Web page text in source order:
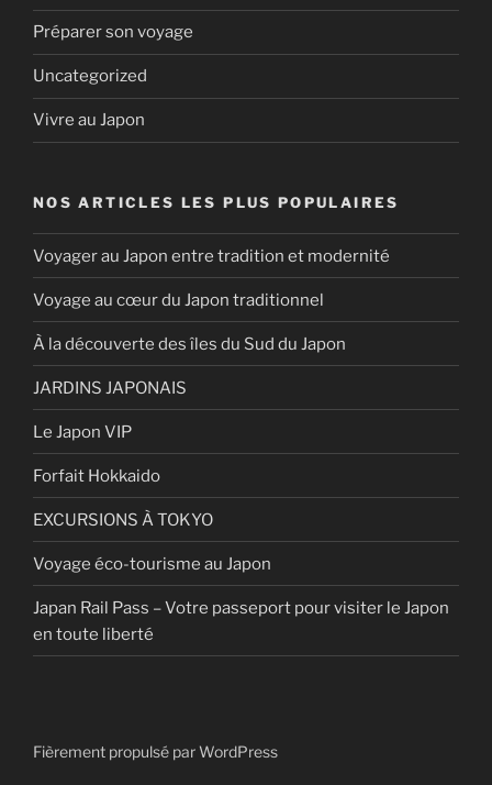
Préparer son voyage
Uncategorized
Vivre au Japon
NOS ARTICLES LES PLUS POPULAIRES
Voyager au Japon entre tradition et modernité
Voyage au cœur du Japon traditionnel
À la découverte des îles du Sud du Japon
JARDINS JAPONAIS
Le Japon VIP
Forfait Hokkaido
EXCURSIONS À TOKYO
Voyage éco-tourisme au Japon
Japan Rail Pass – Votre passeport pour visiter le Japon
en toute liberté
Fièrement propulsé par WordPress